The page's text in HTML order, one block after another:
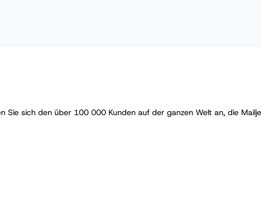
Sie sich den über 100 000 Kunden auf der ganzen Welt an, die